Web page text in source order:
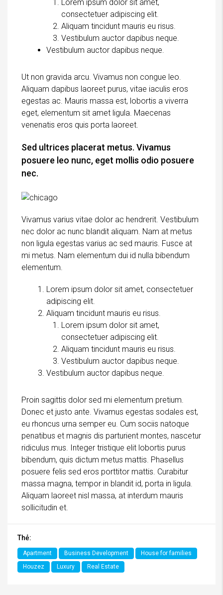
Lorem ipsum dolor sit amet,
consectetuer adipiscing elit.
Aliquam tincidunt mauris eu risus.
Vestibulum auctor dapibus neque.
Vestibulum auctor dapibus neque.
Ut non gravida arcu. Vivamus non congue leo.
Aliquam dapibus laoreet purus, vitae iaculis eros
egestas ac. Mauris massa est, lobortis a viverra
eget, elementum sit amet ligula. Maecenas
venenatis eros quis porta laoreet.
Sed ultrices placerat metus. Vivamus
posuere leo nunc, eget mollis odio posuere
nec.
Vivamus varius vitae dolor ac hendrerit. Vestibulum
nec dolor ac nunc blandit aliquam. Nam at metus
non ligula egestas varius ac sed mauris. Fusce at
mi metus. Nam elementum dui id nulla bibendum
elementum.
Lorem ipsum dolor sit amet, consectetuer
adipiscing elit.
Aliquam tincidunt mauris eu risus.
Lorem ipsum dolor sit amet,
consectetuer adipiscing elit.
Aliquam tincidunt mauris eu risus.
Vestibulum auctor dapibus neque.
Vestibulum auctor dapibus neque.
Proin sagittis dolor sed mi elementum pretium.
Donec et justo ante. Vivamus egestas sodales est,
eu rhoncus urna semper eu. Cum sociis natoque
penatibus et magnis dis parturient montes, nascetur
ridiculus mus. Integer tristique elit lobortis purus
bibendum, quis dictum metus mattis. Phasellus
posuere felis sed eros porttitor mattis. Curabitur
massa magna, tempor in blandit id, porta in ligula.
Aliquam laoreet nisl massa, at interdum mauris
sollicitudin et.
Thẻ:
Apartment Business Development
House for families
Houzez
Luxury Real Estate